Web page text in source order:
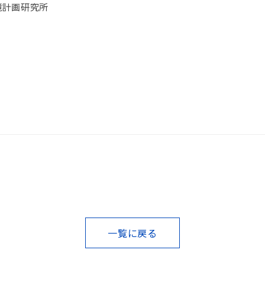
画研究所
一覧に戻る